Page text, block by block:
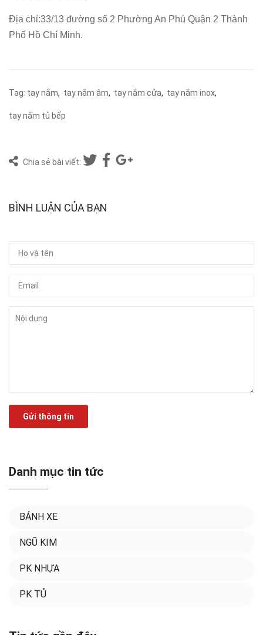
Địa chỉ:33/13 đường số 2 Phường An Phú Quận 2 Thành
Phố Hồ Chí Minh.
Tag: tay nắm, tay nắm âm, tay nắm cửa, tay nắm inox,
tay nắm tủ bếp
Chia sẻ bài viết:
BÌNH LUẬN CỦA BẠN
Gửi thông tin
Danh mục tin tức
BÁNH XE
NGŨ KIM
PK NHỰA
PK TỦ